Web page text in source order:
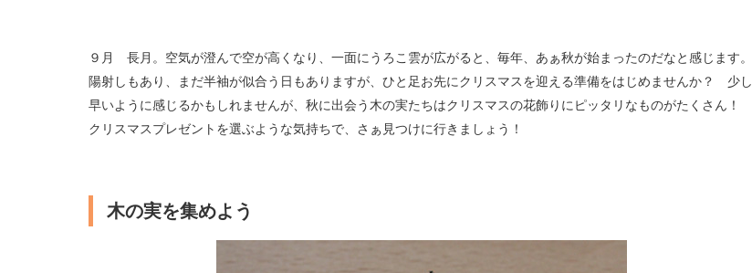
９月 長月。空気が澄んで空が高くなり、一面にうろこ雲が広がると、毎年、あぁ秋が始まったのだなと感じます。
陽射しもあり、まだ半袖が似合う日もありますが、ひと足お先にクリスマスを迎える準備をはじめませんか？ 少し
早いように感じるかもしれませんが、秋に出会う木の実たちはクリスマスの花飾りにピッタリなものがたくさん！
クリスマスプレゼントを選ぶような気持ちで、さぁ見つけに行きましょう！
木の実を集めよう